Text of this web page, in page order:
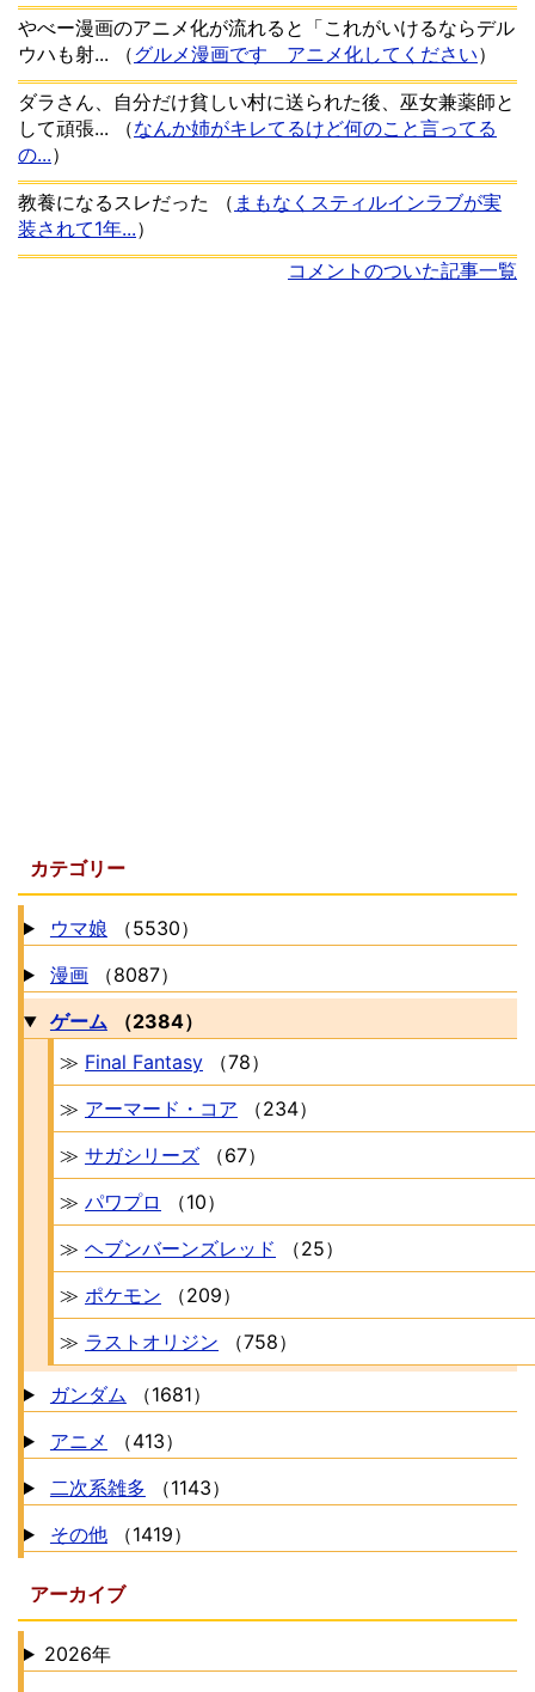
やべー漫画のアニメ化が流れると「これがいけるならデル
ウハも射...
（グルメ漫画です アニメ化してください）
ダラさん、自分だけ貧しい村に送られた後、巫女兼薬師と
して頑張...
（なんか姉がキレてるけど何のこと言ってる
の...）
教養になるスレだった
（ まもなくスティルインラブが実
装されて1年...）
コメントのついた記事一覧
カテゴリー
ウマ娘
（5530）
漫画
（8087）
ゲーム
（2384）
≫ Final Fantasy
（78）
≫ アーマード・コア
（234）
≫ サガシリーズ
（67）
≫ パワプロ
（10）
≫ ヘブンバーンズレッド
（25）
≫ ポケモン
（209）
≫ ラストオリジン （758）
ガンダム
（1681）
アニメ
（413）
二次系雑多
（1143）
その他
（1419）
アーカイブ
2026年